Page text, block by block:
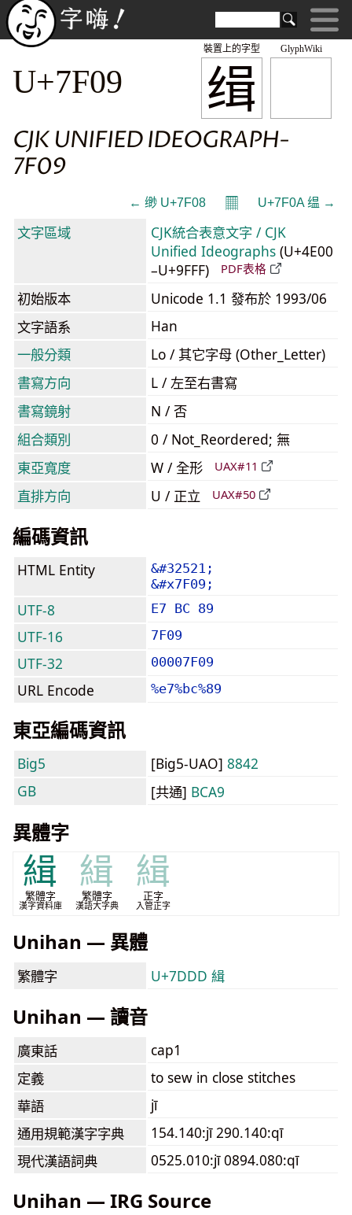
GlyphWiki
缉
裝置上的字型
U+7F09
CJK UNIFIED IDEOGRAPH-
7F09
← 缈 U+7F08 𝄜 U+7F0A 缊 →
文字區域
CJK統合表意文字 / CJK
Unified Ideographs (U+4E00
–U+9FFF)
PDF表格
初始版本
Unicode 1.1 發布於 1993/06
文字語系
Han
一般分類
Lo / 其它字母 (Other_Letter)
書寫方向
L / 左至右書寫
書寫鏡射
N / 否
組合類別
0 / Not_Reordered; 無
東亞寬度
W / 全形 UAX#11
直排方向 U / 正立 UAX#50
編碼資訊
HTML Entity
&#32521;
&#x7F09;
UTF-8 E7 BC 89
UTF-16 7F09
UTF-32 00007F09
URL Encode %e7%bc%89
東亞編碼資訊
Big5 [Big5-UAO] 8842
GB
[共通] BCA9
異體字
緝
繁體字
漢字資料庫
緝
繁體字
漢語大字典
緝
正字
入管正字
Unihan — 異體
繁體字 U+7DDD 緝
Unihan — 讀音
廣東話
cap1
定義
to sew in close stitches
華語
jī
通用規範漢字字典
154.140:jī 290.140:qī
現代漢語詞典
0525.010:jī 0894.080:qī
Unihan — IRG Source